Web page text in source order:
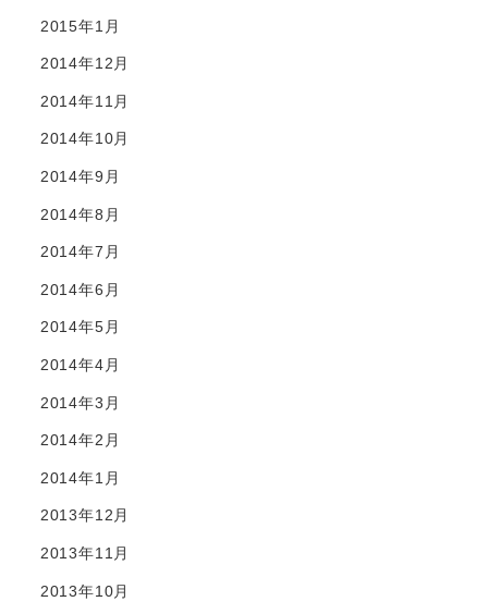
2015年1月
2014年12月
2014年11月
2014年10月
2014年9月
2014年8月
2014年7月
2014年6月
2014年5月
2014年4月
2014年3月
2014年2月
2014年1月
2013年12月
2013年11月
2013年10月